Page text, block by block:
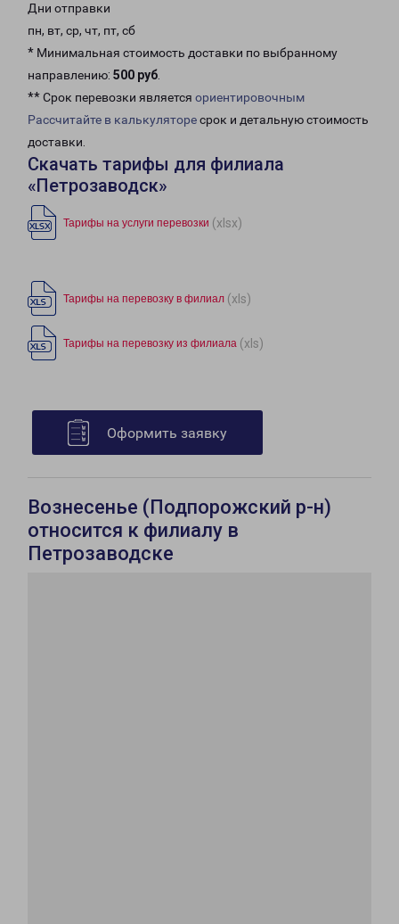
Дни отправки
пн, вт, ср, чт, пт, сб
* Минимальная стоимость доставки по выбранному
направлению: 500 руб.
** Срок перевозки является ориентировочным
Рассчитайте в калькуляторесрок и детальную стоимость
доставки.
Скачать тарифы для филиала
«Петрозаводск»
Тарифы на услуги перевозки (xlsx)
Тарифы на перевозку в филиал (xls)
Тарифы на перевозку из филиала (xls)
Оформить заявку
Вознесенье (Подпорожский р-н)
относится к филиалу в
Петрозаводске